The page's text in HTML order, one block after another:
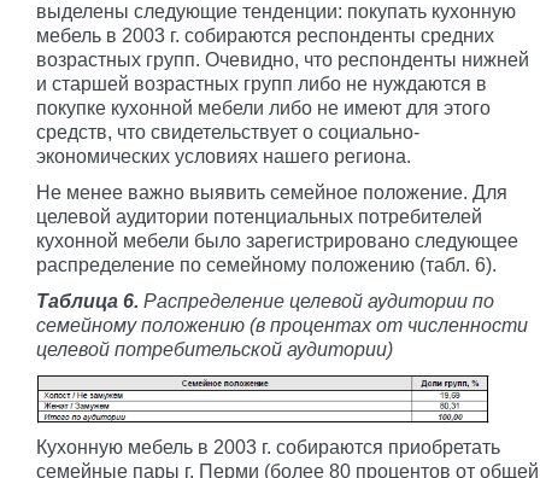
выделены следующие тенденции: покупать кухонную
мебель в 2003 г. собираются респонденты средних
возрастных групп. Очевидно, что респонденты нижней
и старшей возрастных групп либо не нуждаются в
покупке кухонной мебели либо не имеют для этого
средств, что свидетельствует о социально-
экономических условиях нашего региона.
Не менее важно выявить семейное положение. Для
целевой аудитории потенциальных потребителей
кухонной мебели было зарегистрировано следующее
распределение по семейному положению (табл. 6).
Таблица 6. Распределение целевой аудитории по
семейному положению (в процентах от численности
целевой потребительской аудитории)
Кухонную мебель в 2003 г. собираются приобретать
семейные пары г. Перми (более 80 процентов от общей